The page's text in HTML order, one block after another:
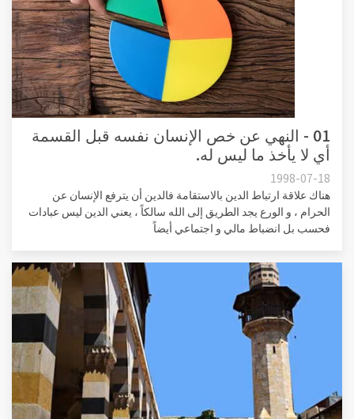
01 - النهي عن خص الإنسان نفسه قبل القسمة
أي لا يأخذ ما ليس له.
1998-07-18
هناك علاقة ارتباط الدين بالاستقامة فالدين أن يترفع الإنسان عن
الحرام ، و الورع يجد الطريق إلى الله سالكاً ، يعني الدين ليس عبادات
فحسب بل انضباط مالي و اجتماعي أيضاً